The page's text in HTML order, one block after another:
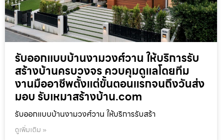
รับออกแบบบ้านงามวงศ์วาน ให้บริการรับ
สร้างบ้านครบวงจร ควบคุมดูแลโดยทีม
งานมืออาชีพตั้งแต่ขั้นตอนแรกจนถึงวันส่ง
มอบ รับเหมาสร้างบ้าน.com
รับออกแบบบ้านงามวงศ์วาน ให้บริการรับสร้า
ดูเพิ่มเติม »